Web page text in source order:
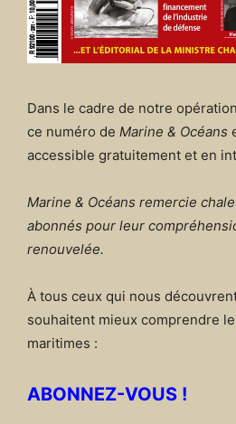
Dans le cadre de notre
ce numéro de Marine & Océans
accessible gratuitement et en
Marine & Océans remercie
abonnés pour leur
renouvelée.
À tous ceux qui nous
souhaitent mieux comprendre
maritimes :
ABONNEZ-VOUS !